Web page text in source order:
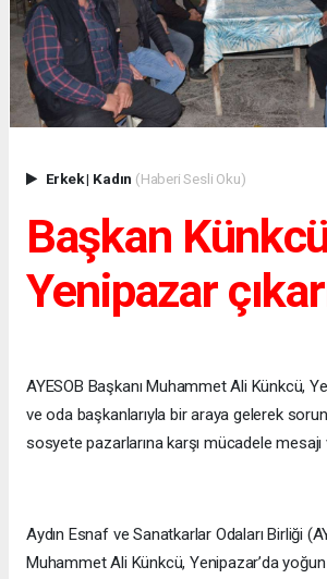
Erkek| Kadın (Haberi Sesli Oku)
Başkan
Yenipazar
AYESOB Başkanı Muhammet Ali Künkcü,
ve oda başkanlarıyla bir araya gelerek
sosyete pazarlarına karşı mücadele mesajı
Aydın Esnaf ve Sanatkarlar Odaları Birliği
Muhammet Ali Künkcü, Yenipazar’da